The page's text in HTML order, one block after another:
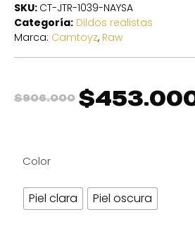
SKU: CT-JTR-1039-NAYSA
Categoría: Dildos realistas
Marca: Camtoyz, Raw
$906.000 $
Color
Piel clara Piel oscura